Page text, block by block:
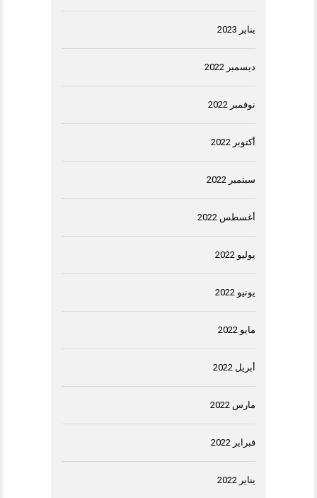
يناير 2023
ديسمبر 2022
نوفمبر 2022
أكتوبر 2022
سبتمبر 2022
أغسطس 2022
يوليو 2022
يونيو 2022
مايو 2022
أبريل 2022
مارس 2022
فبراير 2022
يناير 2022